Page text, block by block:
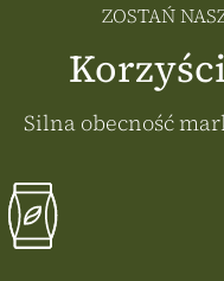
ZOSTAŃ
Silna obecność